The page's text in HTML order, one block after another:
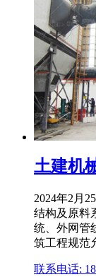
土建机
2024年2月
结构及原料
统、外网管
筑工程规范
联系电话: